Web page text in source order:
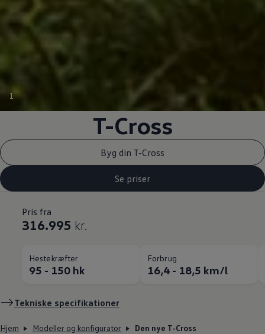
1
T-Cross
Byg din T-Cross
Se priser
Pris fra
316.995 kr.
Hestekræfter
95 - 150 hk
Forbrug
16,4 - 18,5 km/l
Tekniske specifikationer
Hjem Modeller og konfigurator Den nye T-Cross